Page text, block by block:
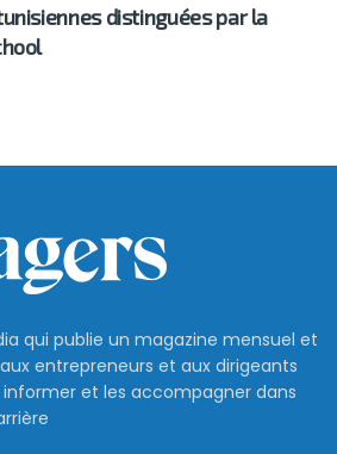
distinguées par la
qui publie un magazine mensuel et
entrepreneurs et aux dirigeants
informer et les accompagner dans